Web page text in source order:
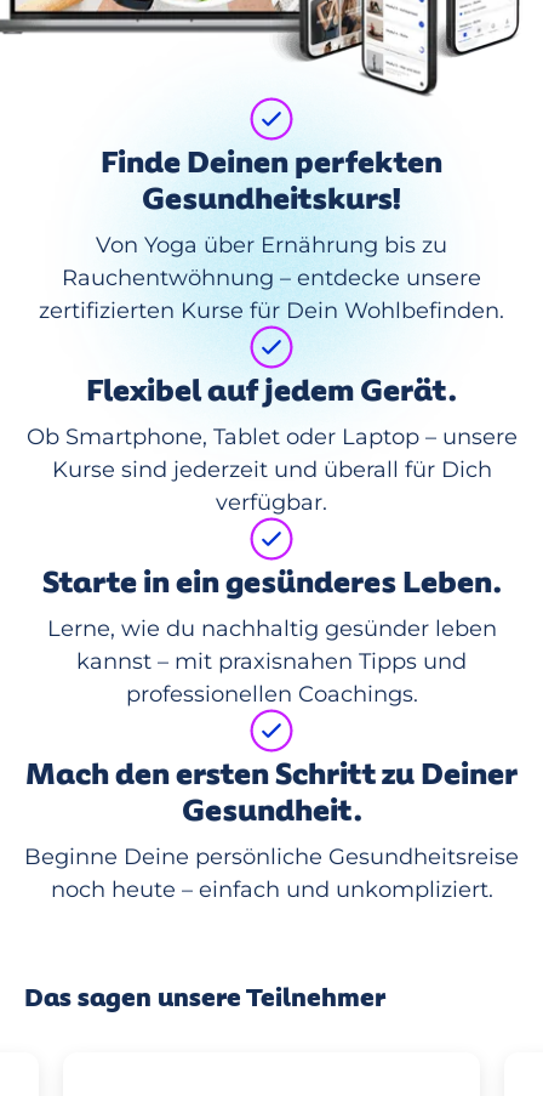
Finde Deinen perfekten
Gesundheitskurs!
Von Yoga über Ernährung bis zu
Rauchentwöhnung – entdecke unsere
zertifizierten Kurse für Dein Wohlbefinden.
Flexibel auf jedem Gerät.
Ob Smartphone, Tablet oder Laptop – unsere
Kurse sind jederzeit und überall für Dich
verfügbar.
Starte in ein gesünderes Leben.
Lerne, wie du nachhaltig gesünder leben
kannst – mit praxisnahen Tipps und
professionellen Coachings.
Mach den ersten Schritt zu Deiner
Gesundheit.
Beginne Deine persönliche Gesundheitsreise
noch heute – einfach und unkompliziert.
Das sagen unsere Teilnehmer